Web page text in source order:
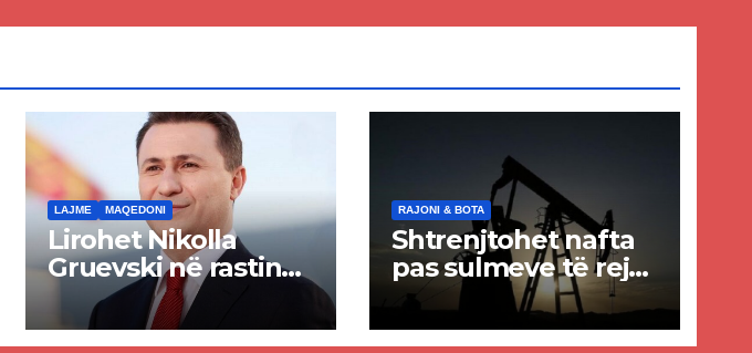
LAJME MAQEDONI
Lirohet Nikolla
Gruevski në rastin
“Talir 2”, gjykata
rrëzon akuzat për
RAJONI & BOTA
Shtrenjtohet nafta
pas sulmeve të reja
SHBA–Iran